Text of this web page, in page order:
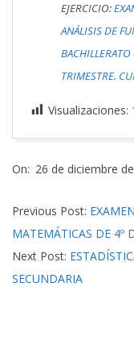
EJERCICIO:
ANÁLISIS DE
TRIMESTRE.
Visualizaciones:
12-
On: 26 de diciembre
Previous Post:
MATEMÁTICAS DE 4º
Next Post:
SECUNDARIA